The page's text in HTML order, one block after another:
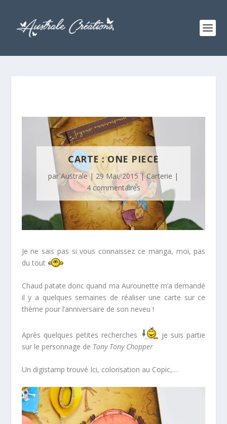
CARTE : ONE PIECE
parAustrale| 29 Mai, 2015|Carterie |
4 commentaires
Je ne sais pas si vous connaissez ce manga, moi, pas
du tout
Chaud patate donc quand ma Aurounette m’a demandé
il y a quelques semaines de réaliser une carte sur ce
thème pour l’anniversaire de son neveu !
Après quelques petites recherches
je suis partie
sur le personnage de Tony Tony Chopper
Un digistamp trouvé Ici, colorisation au Copic,…